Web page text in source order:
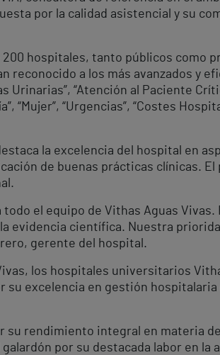
por la calidad asistencial y su
hospitales, tanto públicos como
reconocido a los más avanzados y
Urinarias”, “Atención al Paciente
“Mujer”, “Urgencias”, “Costes
la excelencia del hospital en
de buenas prácticas clínicas.
el equipo de Vithas Aguas
evidencia científica. Nuestra
gerente del hospital.
los hospitales universitarios
excelencia en gestión hospitalaria
su rendimiento integral en materia
por su destacada labor en la